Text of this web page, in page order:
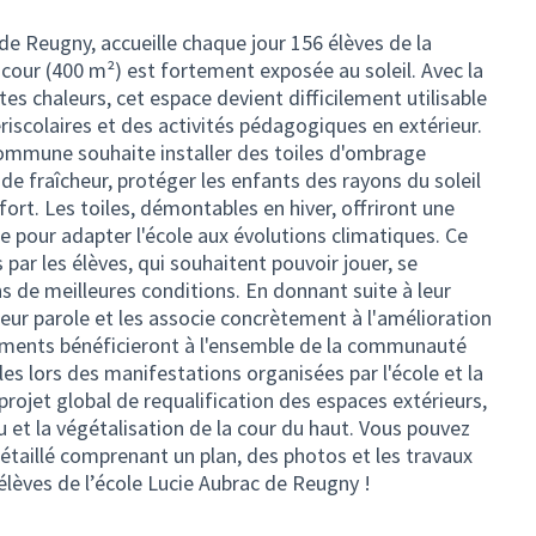
Reugny, accueille chaque jour 156 élèves de la
(400 m²) est fortement exposée au soleil. Avec la
chaleurs, cet espace devient difficilement utilisable
et des activités pédagogiques en extérieur.
souhaite installer des toiles d'ombrage
fraîcheur, protéger les enfants des rayons du soleil
Les toiles, démontables en hiver, offriront une
pour adapter l'école aux évolutions climatiques. Ce
les élèves, qui souhaitent pouvoir jouer, se
de meilleures conditions. En donnant suite à leur
parole et les associe concrètement à l'amélioration
bénéficieront à l'ensemble de la communauté
lors des manifestations organisées par l'école et la
global de requalification des espaces extérieurs,
la végétalisation de la cour du haut. Vous pouvez
comprenant un plan, des photos et les travaux
de l’école Lucie Aubrac de Reugny !